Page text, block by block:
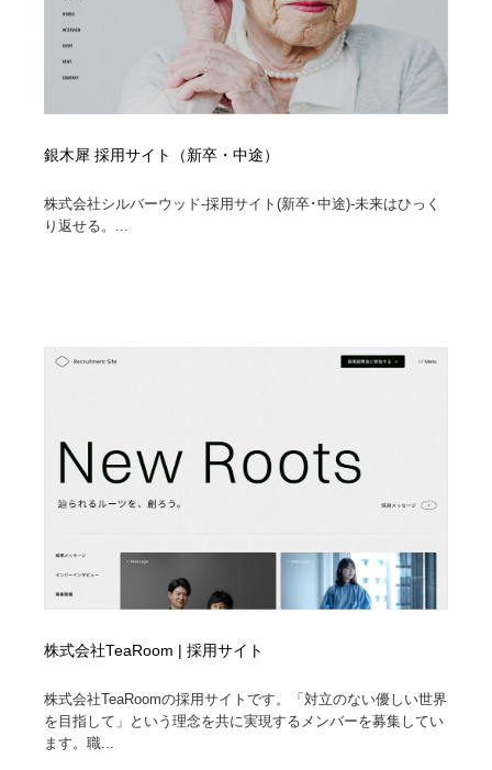
銀木犀 採用サイト（新卒・中途）
株式会社シルバーウッド-採用サイト(新卒･中途)-未来はひっく
り返せる。...
株式会社TeaRoom | 採用サイト
株式会社TeaRoomの採用サイトです。「対立のない優しい世界
を目指して」という理念を共に実現するメンバーを募集してい
ます。職...